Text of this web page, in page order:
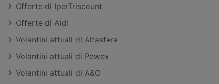
Offerte di IperTriscount
Offerte di Aldi
Volantini attuali di Altasfera
Volantini attuali di Pewex
Volantini attuali di A&O